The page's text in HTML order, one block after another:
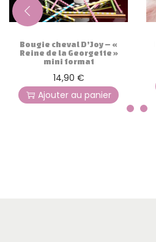
Bougie cheval D’Joy – «
Reine de la Georgette »
mini format
14,90 €
Ajouter au panier